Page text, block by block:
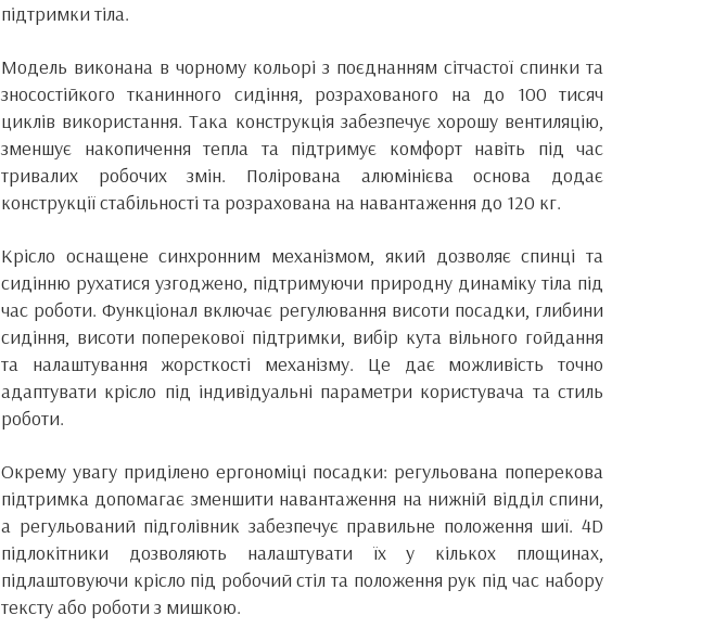
підтримки тіла.
Модель виконана в чорному кольорі з поєднанням сітчастої спинки та
зносостійкого тканинного сидіння, розрахованого на до 100 тисяч
циклів використання. Така конструкція забезпечує хорошу вентиляцію,
зменшує накопичення тепла та підтримує комфорт навіть під час
тривалих робочих змін. Полірована алюмінієва основа додає
конструкції стабільності та розрахована на навантаження до 120 кг.
Крісло оснащене синхронним механізмом, який дозволяє спинці та
сидінню рухатися узгоджено, підтримуючи природну динаміку тіла під
час роботи. Функціонал включає регулювання висоти посадки, глибини
сидіння, висоти поперекової підтримки, вибір кута вільного гойдання
та налаштування жорсткості механізму. Це дає можливість точно
адаптувати крісло під індивідуальні параметри користувача та стиль
роботи.
Окрему увагу приділено ергономіці посадки: регульована поперекова
підтримка допомагає зменшити навантаження на нижній відділ спини,
а регульований підголівник забезпечує правильне положення шиї. 4D
підлокітники дозволяють налаштувати їх у кількох площинах,
підлаштовуючи крісло під робочий стіл та положення рук під час набору
тексту або роботи з мишкою.